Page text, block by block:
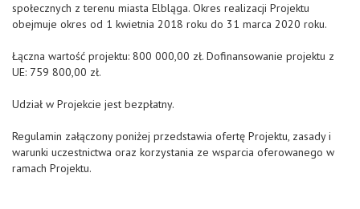
społecznych z terenu miasta Elbląga. Okres realizacji Projektu
obejmuje okres od 1 kwietnia 2018 roku do 31 marca 2020 roku.
Łączna wartość projektu: 800 000,00 zł. Dofinansowanie projektu z
UE: 759 800,00 zł.
Udział w Projekcie jest bezpłatny.
Regulamin załączony poniżej przedstawia ofertę Projektu, zasady i
warunki uczestnictwa oraz korzystania ze wsparcia oferowanego w
ramach Projektu.